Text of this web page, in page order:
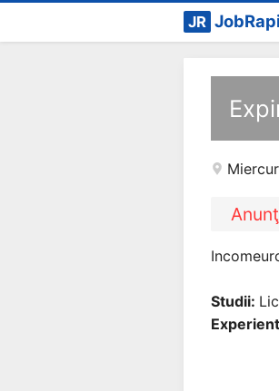
JR
Studii: